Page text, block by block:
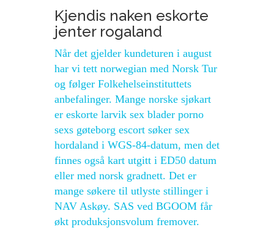
Kjendis naken eskorte
jenter rogaland
Når det gjelder kundeturen i august
har vi tett norwegian med Norsk Tur
og følger Folkehelseinstituttets
anbefalinger. Mange norske sjøkart
er eskorte larvik sex blader porno
sexs gøteborg escort søker sex
hordaland i WGS-84-datum, men det
finnes også kart utgitt i ED50 datum
eller med norsk gradnett. Det er
mange søkere til utlyste stillinger i
NAV Askøy. SAS ved BGOOM får
økt produksjonsvolum fremover.